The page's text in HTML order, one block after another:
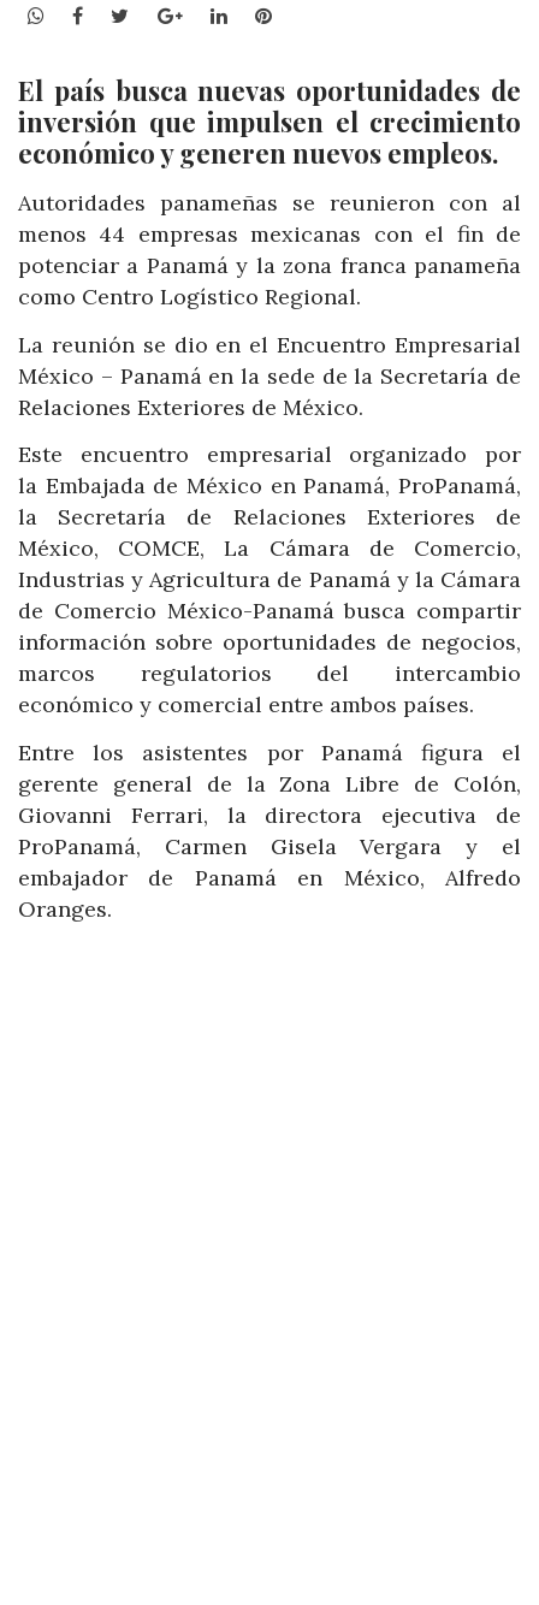
WhatsApp
Facebook
TwitterGoogle+LinkedInPinterest
El país busca nuevas oportunidades de
inversión que impulsen el crecimiento
económico y generen nuevos empleos.
Autoridades panameñas se reunieron con al
menos 44 empresas mexicanas con el fin de
potenciar a Panamá y la zona franca panameña
como Centro Logístico Regional.
La reunión se dio en el Encuentro Empresarial
México – Panamá en la sede de la Secretaría de
Relaciones Exteriores de México.
Este encuentro empresarial organizado por
la Embajada de México en Panamá, ProPanamá,
la Secretaría de Relaciones Exteriores de
México, COMCE, La Cámara de Comercio,
Industrias y Agricultura de Panamá y la Cámara
de Comercio México-Panamá busca compartir
información sobre oportunidades de negocios,
marcos regulatorios del intercambio
económico y comercial entre ambos países.
Entre los asistentes por Panamá figura el
gerente general de la Zona Libre de Colón,
Giovanni Ferrari, la directora ejecutiva de
ProPanamá, Carmen Gisela Vergara y el
embajador de Panamá en México, Alfredo
Oranges.